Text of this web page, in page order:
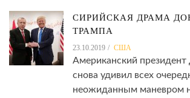
СИРИЙСКАЯ ДРАМА
ТРАМПА
23.10.2019 США
Американский
снова удивил всех
неожиданным маневром